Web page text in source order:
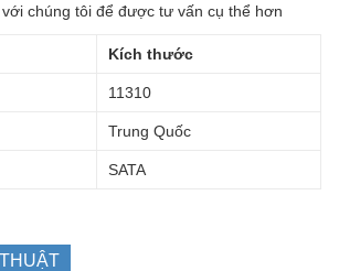
chúng tôi để được tư vấn cụ thể hơn
Kích thước
11310
Trung Quốc
SATA